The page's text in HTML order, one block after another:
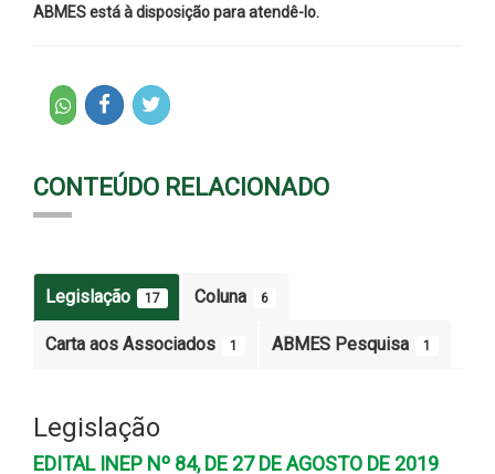
ABMES está à disposição para atendê-lo.
CONTEÚDO RELACIONADO
Legislação 17 Coluna 6
Carta aos Associados 1 ABMES Pesquisa 1
Legislação
EDITAL INEP Nº 84, DE 27 DE AGOSTO DE 2019